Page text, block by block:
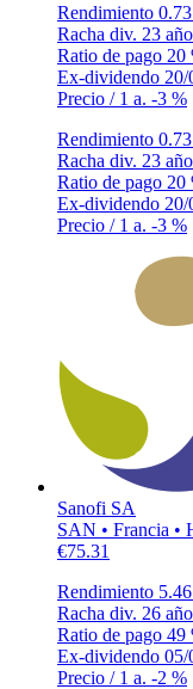
Rendimiento
Racha div. 23
Ratio de pago 20
Ex-dividendo 20/
Precio / 1 a. -3 %
Rendimiento
Racha div. 23
Ratio de pago 20
Ex-dividendo 20/
Precio / 1 a. -3 %
Sanofi SA
SAN • Francia •
€75.31
Rendimiento
Racha div. 26
Ratio de pago 49
Ex-dividendo 05/
Precio / 1 a. -2 %